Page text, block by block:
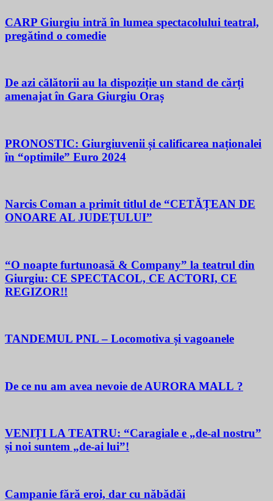
CARP Giurgiu intră în lumea spectacolului teatral,
pregătind o comedie
De azi călătorii au la dispoziție un stand de cărți
amenajat în Gara Giurgiu Oraș
PRONOSTIC: Giurgiuvenii și calificarea naționalei
în “optimile” Euro 2024
Narcis Coman a primit titlul de “CETĂȚEAN DE
ONOARE AL JUDEȚULUI”
“O noapte furtunoasă & Company” la teatrul din
Giurgiu: CE SPECTACOL, CE ACTORI, CE
REGIZOR!!
TANDEMUL PNL – Locomotiva și vagoanele
De ce nu am avea nevoie de AURORA MALL ?
VENIȚI LA TEATRU: “Caragiale e „de-al nostru”
și noi suntem „de-ai lui”!
Campanie fără eroi, dar cu năbădăi